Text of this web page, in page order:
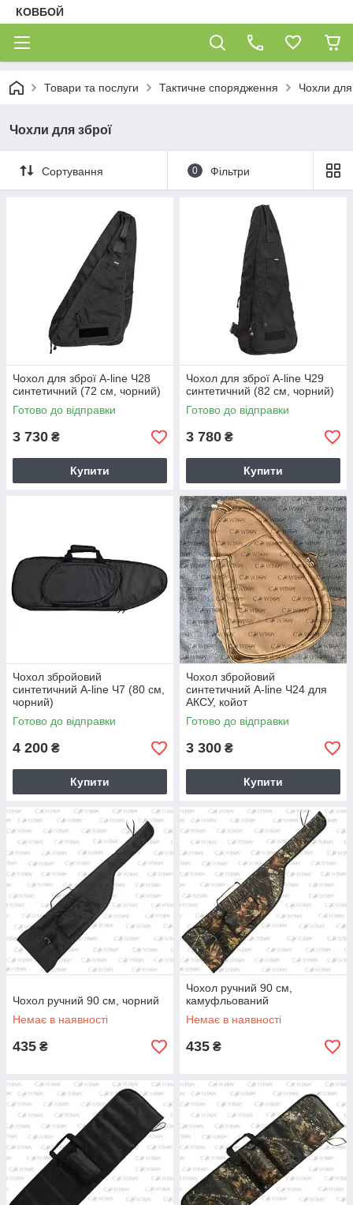
КОВБОЙ
Товари та послуги Тактичне спорядження Чохли для
Чохли для зброї
Сортування 0 Фільтри
Чохол для зброї A-line Ч28
синтетичний (72 см, чорний)
Готово до відправки
3 730 ₴
Купити
Чохол для зброї A-line Ч29
синтетичний (82 см, чорний)
Готово до відправки
3 780 ₴
Купити
Чохол збройовий
синтетичний A-line Ч7 (80 см,
чорний)
Готово до відправки
4 200 ₴
Купити
Чохол збройовий
синтетичний A-line Ч24 для
АКСУ, койот
Готово до відправки
3 300 ₴
Купити
Чохол ручний 90 см, чорний
Немає в наявності
435 ₴
Чохол ручний 90 см,
камуфльований
Немає в наявності
435 ₴